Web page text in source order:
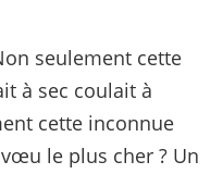
seulement cette
à sec coulait à
cette inconnue
le plus cher ? Un